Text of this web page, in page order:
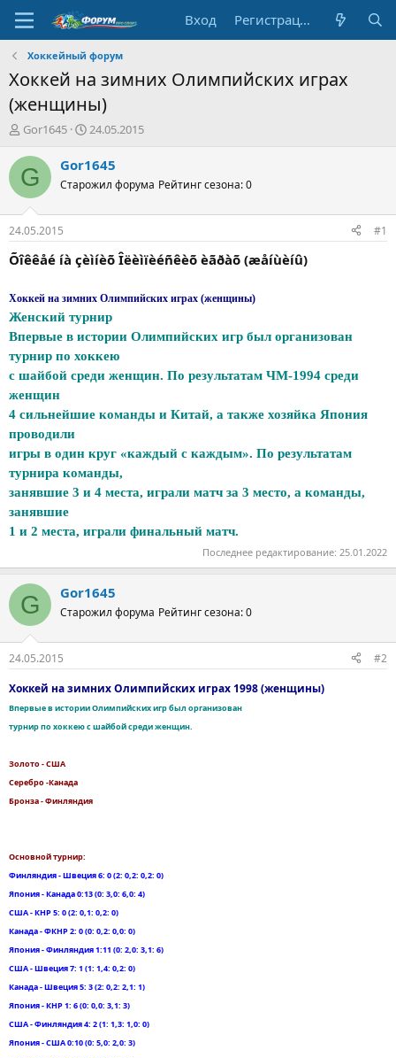
Вход Регистрация
Хоккейный форум
Хоккей на зимних Олимпийских играх
(женщины)
А
т
о
т
е
м
ы
Gor1645
Д
т
н
а
л
24.05.2015
G Gor1645
Старожил форума Рейтинг сезона: 0
24.05.2015 #1
Õîêêåé íà çèìíèõ Îëèìïèéñêèõ èãðàõ (æåíùèíû)
Хоккей на зимних Олимпийских играх (женщины)
Женский турнир
Впервые в истории Олимпийских игр был организован
турнир по хоккею
с шайбой среди женщин. По результатам ЧМ-1994 среди
женщин
4 сильнейшие команды и Китай, а также хозяйка Япония
проводили
игры в один круг «каждый с каждым». По результатам
турнира команды,
занявшие 3 и 4 места, играли матч за 3 место, а команды,
занявшие
1 и 2 места, играли финальный матч.
Последнее редактирование: 25.01.2022
G Gor1645
Старожил форума Рейтинг сезона: 0
24.05.2015
#2
Хоккей на зимних Олимпийских играх 1998 (женщины)
Впервые в истории Олимпийских игр был организован
турнир по хоккею с шайбой среди женщин.
Золото - США
Серебро -Канада
Бронза - Финляндия
Основной турнир:
Финляндия - Швеция 6: 0 (2: 0,2: 0,2: 0)
Япония - Канада 0:13 (0: 3,0: 6,0: 4)
США - КНР 5: 0 (2: 0,1: 0,2: 0)
Канада - ФКНР 2: 0 (0: 0,2: 0,0: 0)
Япония - Финляндия 1:11 (0: 2,0: 3,1: 6)
США - Швеция 7: 1 (1: 1,4: 0,2: 0)
Канада - Швеция 5: 3 (2: 0,2: 2,1: 1)
Япония - КНР 1: 6 (0: 0,0: 3,1: 3)
США - Финляндия 4: 2 (1: 1,3: 1,0: 0)
Япония - США 0:10 (0: 5,0: 2,0: 3)